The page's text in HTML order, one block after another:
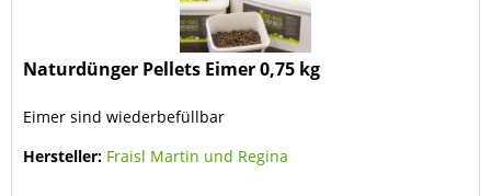
Naturdünger Pellets Eimer 0,75 kg
Eimer sind wiederbefüllbar
Hersteller: Fraisl Martin und Regina